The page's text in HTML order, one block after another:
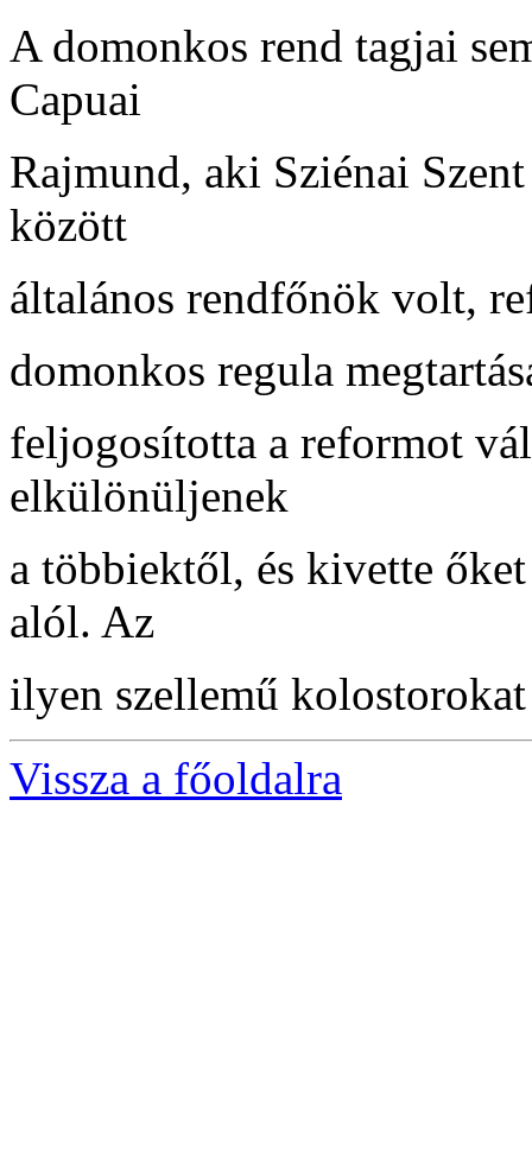
A domonkos rend tagjai
Capuai
Rajmund, aki Sziénai
között
általános rendfőnök volt,
domonkos regula
feljogosította a reformot
elkülönüljenek
a többiektől, és kivette
alól. Az
ilyen szellemű
Vissza a főoldalra